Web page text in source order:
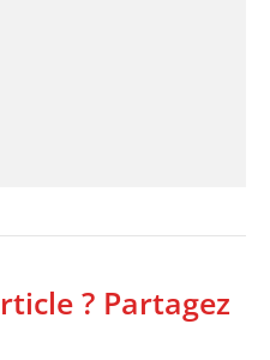
? Partagez